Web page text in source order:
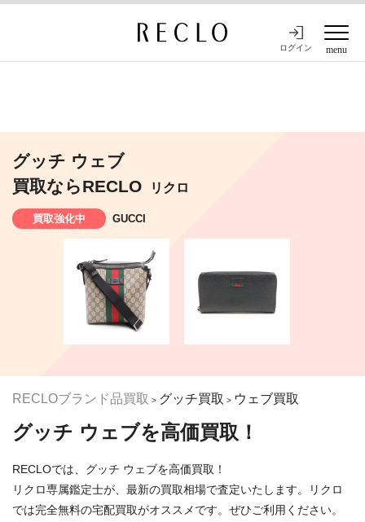
ログイン menu
グッチ ウェブ
買取ならRECLO
リクロ
買取強化中 GUCCI
RECLOブランド品買取 > グッチ買取 > ウェブ買取
グッチ ウェブを高価買取！
RECLOでは、グッチ ウェブを高価買取！
リクロ専属鑑定士が、最新の買取相場で査定いたします。リクロ
では完全無料の宅配買取がオススメです。ぜひご利用ください。